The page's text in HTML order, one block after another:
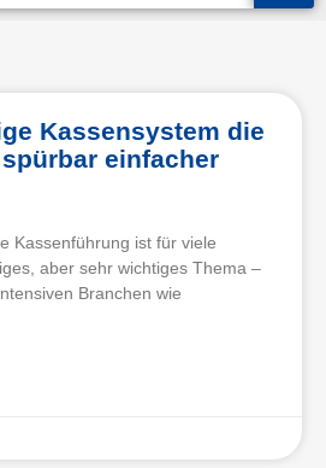
Kassensystem die
einfacher
Kassenführung ist für viele
aber sehr wichtiges Thema –
Branchen wie